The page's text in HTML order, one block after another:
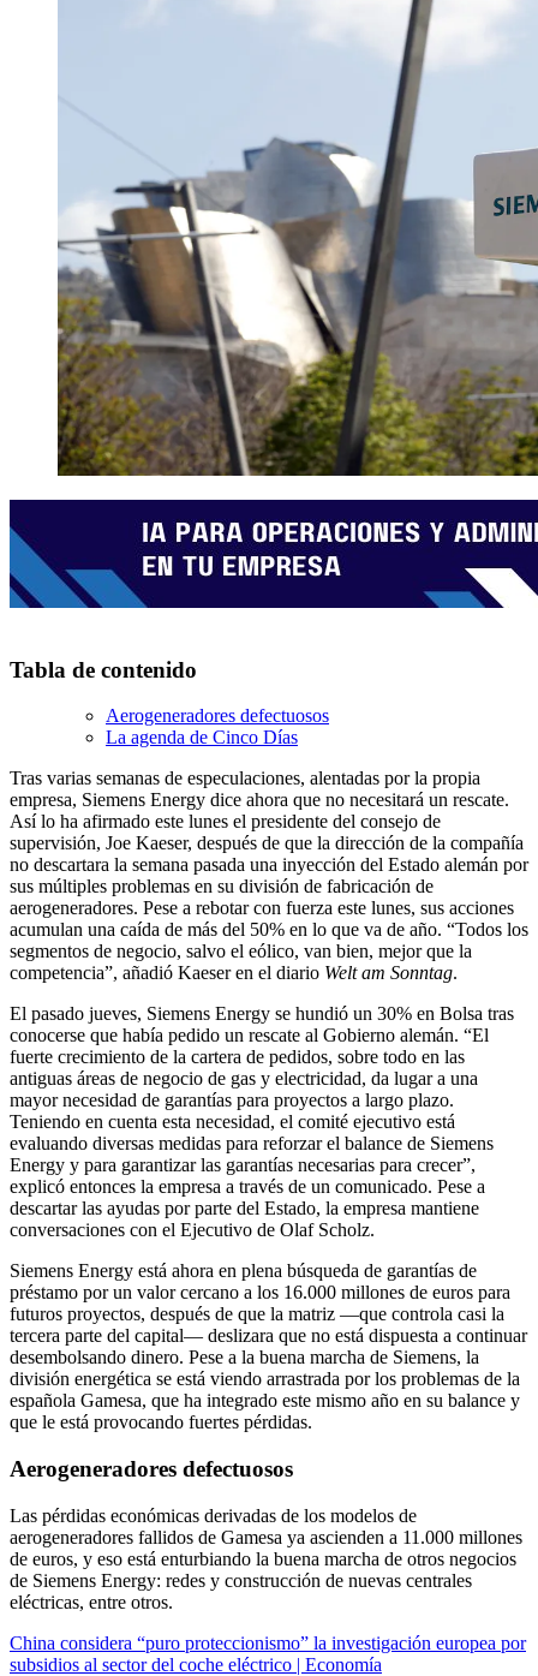
Tabla de contenido
Aerogeneradores defectuosos
La agenda de Cinco Días
Tras varias semanas de especulaciones, alentadas por la propia
empresa, Siemens Energy dice ahora que no necesitará un rescate.
Así lo ha afirmado este lunes el presidente del consejo de
supervisión, Joe Kaeser, después de que la dirección de la compañía
no descartara la semana pasada una inyección del Estado alemán por
sus múltiples problemas en su división de fabricación de
aerogeneradores. Pese a rebotar con fuerza este lunes, sus acciones
acumulan una caída de más del 50% en lo que va de año. “Todos los
segmentos de negocio, salvo el eólico, van bien, mejor que la
competencia”, añadió Kaeser en el diario Welt am Sonntag.
El pasado jueves, Siemens Energy se hundió un 30% en Bolsa tras
conocerse que había pedido un rescate al Gobierno alemán. “El
fuerte crecimiento de la cartera de pedidos, sobre todo en las
antiguas áreas de negocio de gas y electricidad, da lugar a una
mayor necesidad de garantías para proyectos a largo plazo.
Teniendo en cuenta esta necesidad, el comité ejecutivo está
evaluando diversas medidas para reforzar el balance de Siemens
Energy y para garantizar las garantías necesarias para crecer”,
explicó entonces la empresa a través de un comunicado. Pese a
descartar las ayudas por parte del Estado, la empresa mantiene
conversaciones con el Ejecutivo de Olaf Scholz.
Siemens Energy está ahora en plena búsqueda de garantías de
préstamo por un valor cercano a los 16.000 millones de euros para
futuros proyectos, después de que la matriz —que controla casi la
tercera parte del capital— deslizara que no está dispuesta a continuar
desembolsando dinero. Pese a la buena marcha de Siemens, la
división energética se está viendo arrastrada por los problemas de la
española Gamesa, que ha integrado este mismo año en su balance y
que le está provocando fuertes pérdidas.
Aerogeneradores defectuosos
Las pérdidas económicas derivadas de los modelos de
aerogeneradores fallidos de Gamesa ya ascienden a 11.000 millones
de euros, y eso está enturbiando la buena marcha de otros negocios
de Siemens Energy: redes y construcción de nuevas centrales
eléctricas, entre otros.
China considera “puro proteccionismo” la investigación europea por
subsidios al sector del coche eléctrico | Economía